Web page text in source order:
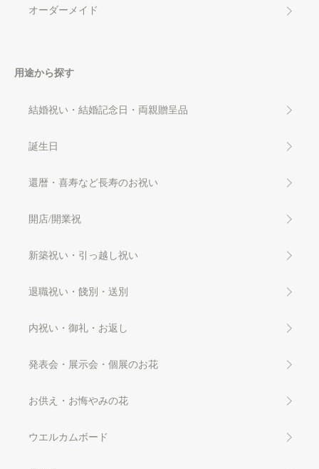
オーダーメイド
用途から探す
結婚祝い・結婚記念日・両親贈呈品
誕生日
還暦・喜寿など長寿のお祝い
開店/開業祝
新築祝い・引っ越し祝い
退職祝い・餞別・送別
内祝い・御礼・お返し
発表会・展示会・個展のお花
お供え・お悔やみの花
ウエルカムボード